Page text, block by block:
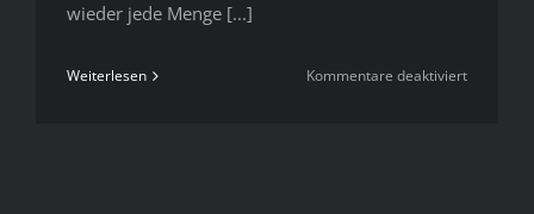
wieder jede Menge [...]
Weiterlesen Kommentare deaktiviertfür